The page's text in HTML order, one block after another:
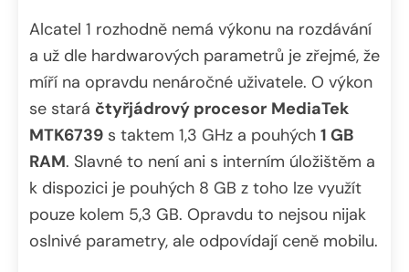
Alcatel 1 rozhodně nemá výkonu na rozdávání
a už dle hardwarových parametrů je zřejmé, že
míří na opravdu nenáročné uživatele. O výkon
se stará čtyřjádrový procesor MediaTek
MTK6739 s taktem 1,3 GHz a pouhých 1 GB
RAM. Slavné to není ani s interním úložištěm a
k dispozici je pouhých 8 GB z toho lze využít
pouze kolem 5,3 GB. Opravdu to nejsou nijak
oslnivé parametry, ale odpovídají ceně mobilu.